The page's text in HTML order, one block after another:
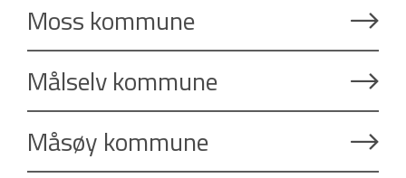
Moss kommune
Målselv kommune
Måsøy kommune